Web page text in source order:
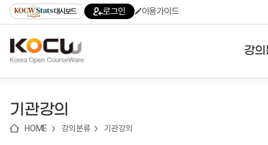
기
기
기
content)
가
대시보드 로그인 이용가이드
강
기관강의
HOME 강의분류 기관강의